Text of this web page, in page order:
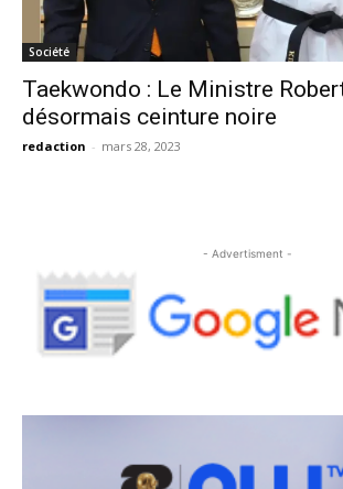
Société
Taekwondo : Le Ministre
désormais ceinture noire
redaction - mars 28, 2023
- Advertisment -